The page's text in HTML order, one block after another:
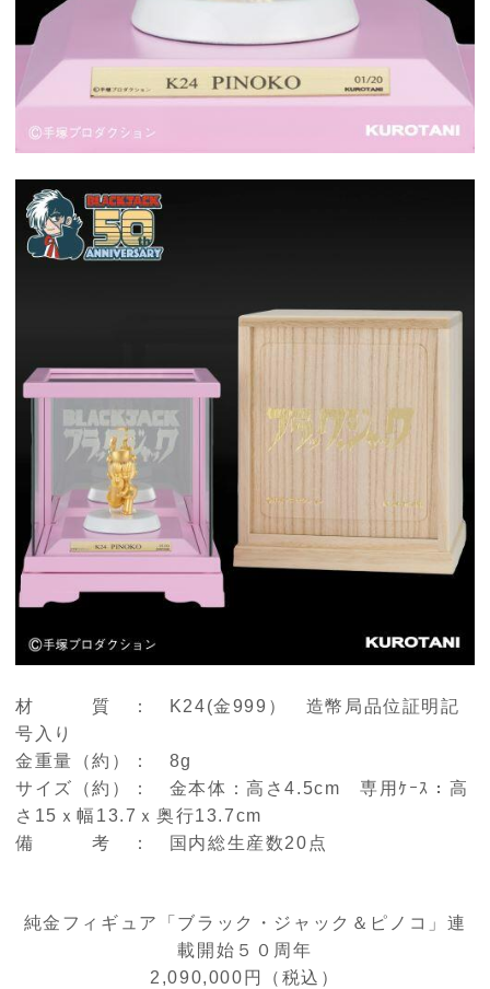
材 質 ： K24(金999） 造幣局品位証明記
号入り
金重量（約）： 8g
サイズ（約）： 金本体：高さ4.5cm 専用ｹｰｽ：高
さ15ｘ幅13.7ｘ奥行13.7cm
備 考 ： 国内総生産数20点
純金フィギュア「ブラック・ジャック＆ピノコ」連
載開始５０周年
2,090,000円（税込）